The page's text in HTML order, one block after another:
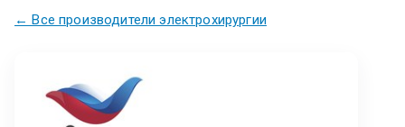
← Все производители электрохирургии